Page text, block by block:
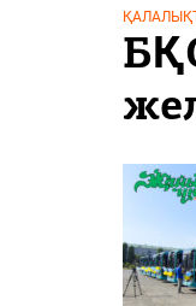
«Жайық үні» —